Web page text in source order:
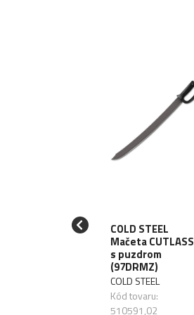
COLD STEEL
Mačeta CUTLASS
s puzdrom
(97DRMZ)
COLD STEEL
Kód tovaru:
510591,02